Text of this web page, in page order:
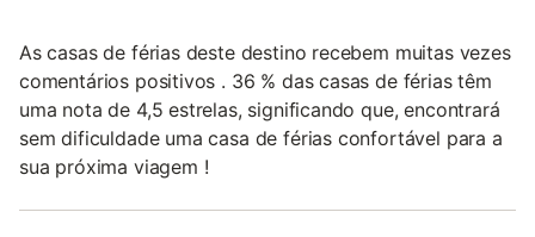
As casas de férias deste destino recebem muitas vezes
comentários positivos . 36 % das casas de férias têm
uma nota de 4,5 estrelas, significando que, encontrará
sem dificuldade uma casa de férias confortável para a
sua próxima viagem !